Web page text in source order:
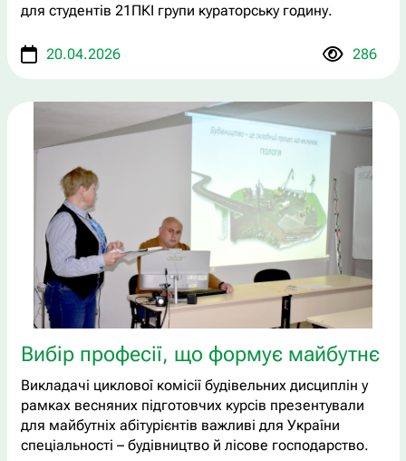
для студентів 21ПКІ групи кураторську годину.
20.04.2026 286
Вибір професії, що формує майбутнє
Викладачі циклової комісії будівельних дисциплін у
рамках весняних підготовчих курсів презентували
для майбутніх абітурієнтів важливі для України
спеціальності – будівництво й лісове господарство.